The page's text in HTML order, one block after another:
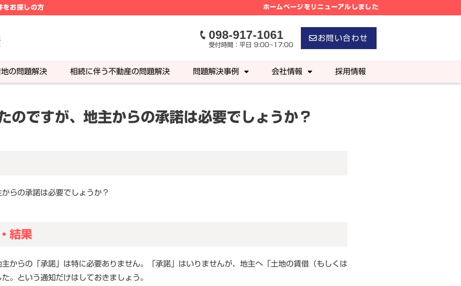
をお探しの方 ホームページをリニューアルしました
098-917-1061
受付時間：平日 9:00~17:00
お問い合わせ
の問題解決 相続に伴う不動産の問題解決 問題解決事例 会社情報 採用情報
のですが、地主からの承諾は必要でしょうか？
らの承諾は必要でしょうか？
結果
主からの「承諾」は特に必要ありません。「承諾」はいりませんが、地主へ「土地の賃借（もしくは
。という通知だけはしておきましょう。